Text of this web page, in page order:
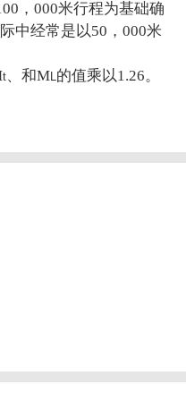
，000米行程为基础确
中经常是以50，000米
t、和ML的值乘以1.26。